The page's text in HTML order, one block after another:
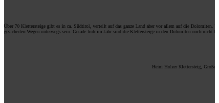
Über 70 Klettersteige gibt es in ca. Südtirol, verteilt auf das ganze Land aber vor allem auf die Dolomiten.
gesicherten Wegen unterwegs sein. Gerade früh im Jahr sind die Klettersteige in den Dolomiten noch nicht
Heini Holzer Klettersteig,